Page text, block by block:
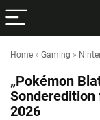
Home » Gaming »
„Pokémon
Sonderedition
2026